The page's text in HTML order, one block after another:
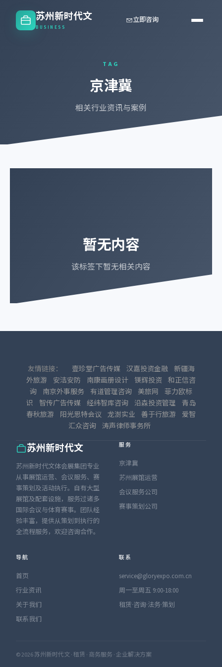
苏州新时代文
BUSINESS
立即咨询
TAG
京津冀
相关行业资讯与案例
暂无内容
该标签下暂无相关内容
友情链接： 壹珍堂广告传媒 汉嘉投资金融
新疆海
外旅游
安洁安防 南康画册设计 镁辉投资 和正信咨
询
南京外事服务 有道管理咨询 美旅网
菲力欧标
识
智传广告传媒 经纬智库咨询 沿森投资管理
青岛
春秋旅游
阳光思特会议 龙澍实业 善于行旅游
爱智
汇众咨询 涛声律师事务所
苏州新时代文
苏州新时代文体会展集团专业
从事展馆运营、会议服务、赛
事策划及活动执行。自有大型
展馆及配套设施，服务过诸多
国际会议与体育赛事。团队经
验丰富，提供从策划到执行的
全流程服务，欢迎咨询合作。
服务
京津冀
苏州展馆运营
会议服务公司
赛事策划公司
导航
首页
行业资讯
关于我们
联系我们
联系
service@gloryexpo.com.cn
周一至周五 9:00-18:00
租赁·咨询·法务·策划
© 2026 苏州新时代文 · 租赁 · 商务服务 · 企业解决方案